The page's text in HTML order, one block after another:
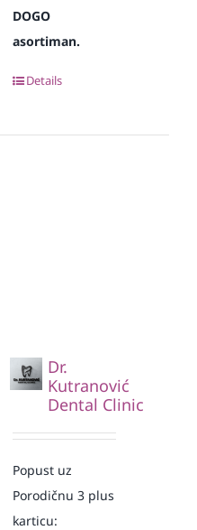
DOGO
asortiman.
Details
Dr.
Kutranović
Dental Clinic
Popust uz
Porodičnu 3 plus
karticu: